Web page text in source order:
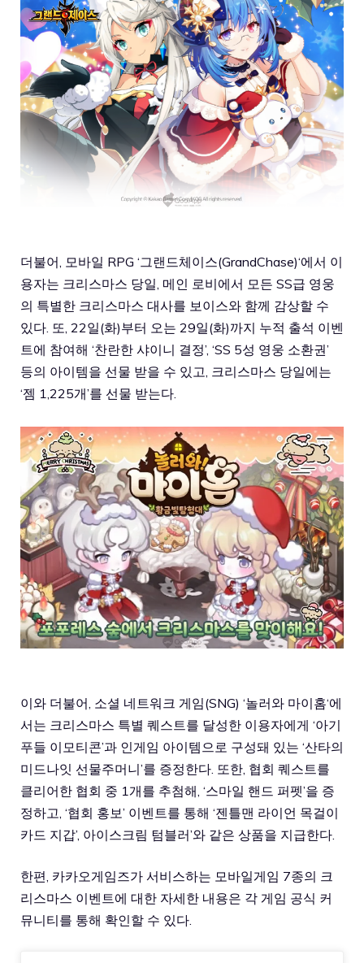
더불어, 모바일 RPG ‘그랜드체이스(GrandChase)‘에서 이
용자는 크리스마스 당일, 메인 로비에서 모든 SS급 영웅
의 특별한 크리스마스 대사를 보이스와 함께 감상할 수
있다. 또, 22일(화)부터 오는 29일(화)까지 누적 출석 이벤
트에 참여해 ‘찬란한 샤이니 결정’, ‘SS 5성 영웅 소환권’
등의 아이템을 선물 받을 수 있고, 크리스마스 당일에는
‘젬 1,225개’를 선물 받는다.
이와 더불어, 소셜 네트워크 게임(SNG) ‘놀러와 마이홈‘에
서는 크리스마스 특별 퀘스트를 달성한 이용자에게 ‘아기
푸들 이모티콘’과 인게임 아이템으로 구성돼 있는 ‘산타의
미드나잇 선물주머니’를 증정한다. 또한, 협회 퀘스트를
클리어한 협회 중 1개를 추첨해, ‘스마일 핸드 퍼펫’을 증
정하고, ‘협회 홍보’ 이벤트를 통해 ‘젠틀맨 라이언 목걸이
카드 지갑’, 아이스크림 텀블러’와 같은 상품을 지급한다.
한편, 카카오게임즈가 서비스하는 모바일게임 7종의 크
리스마스 이벤트에 대한 자세한 내용은 각 게임 공식 커
뮤니티를 통해 확인할 수 있다.